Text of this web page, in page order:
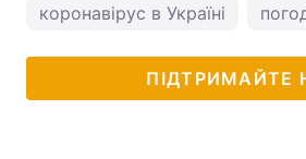
коронавірус в Україні
ПІДТРИМАЙТЕ